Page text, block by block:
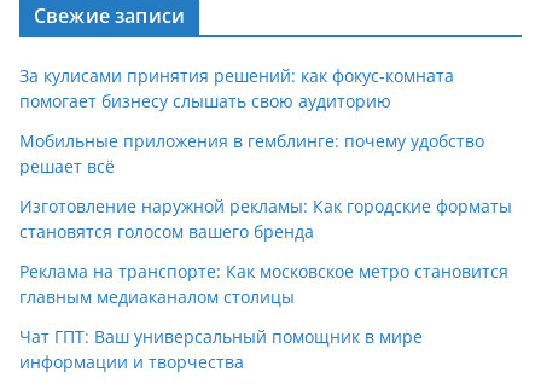
Свежие записи
За кулисами принятия решений: как фокус-комната
помогает бизнесу слышать свою аудиторию
Мобильные приложения в гемблинге: почему удобство
решает всё
Изготовление наружной рекламы: Как городские форматы
становятся голосом вашего бренда
Реклама на транспорте: Как московское метро становится
главным медиаканалом столицы
Чат ГПТ: Ваш универсальный помощник в мире
информации и творчества